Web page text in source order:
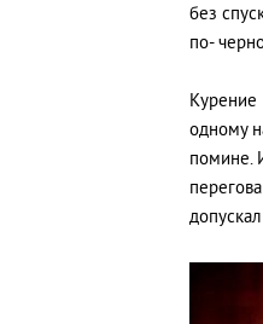
без
по-
Курение
одному
помине.